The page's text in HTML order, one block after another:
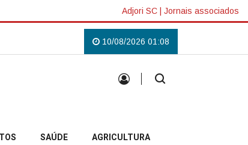
Adjori SC | Jornais associados
Campo Belo do Sul Uma tradição que voltou a reunir a
10/08/2026 01:08
SAÚDE AGRICULTURA